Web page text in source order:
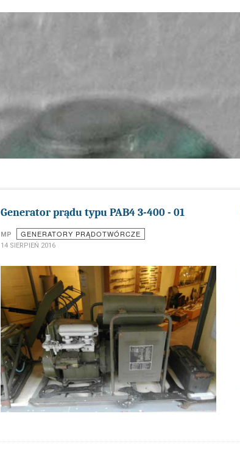
Generator prądu typu PAB4 3-400 - 01
MP GENERATORY PRĄDOTWÓRCZE
14 SIERPIEŃ 2016